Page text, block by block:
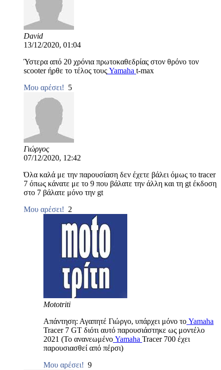
David
13/12/2020, 01:04
Ύστερα από 20 χρόνια πρωτοκαθεδρίας στον θρόνο τον
scooter ήρθε το τέλος τους Yamaha t-max
Μου αρέσει! 5
Γιώργος
07/12/2020, 12:42
Όλα καλά με την παρουσίαση δεν έχετε βάλει όμως το tracer
7 όπως κάνατε με το 9 που βάλατε την άλλη και τη gt έκδοση
στο 7 βάλατε μόνο την gt
Μου αρέσει! 2
Mototriti
Απάντηση: Αγαπητέ Γιώργο, υπάρχει μόνο το Yamaha
Tracer 7 GT διότι αυτό παρουσιάστηκε ως μοντέλο
2021 (Το ανανεωμένο Yamaha Tracer 700 έχει
παρουσιασθεί από πέρσι)
Μου αρέσει! 9